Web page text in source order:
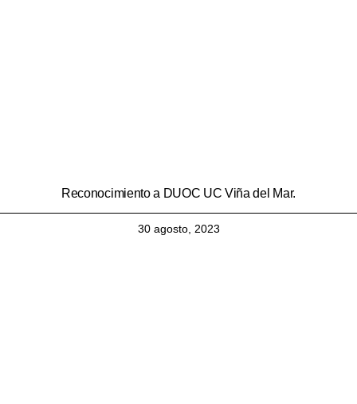
Reconocimiento a DUOC UC Viña del Mar.
30 agosto, 2023